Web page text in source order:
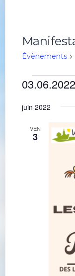
Évènements
03.06.2022
date.
juin 2022
VEN
3